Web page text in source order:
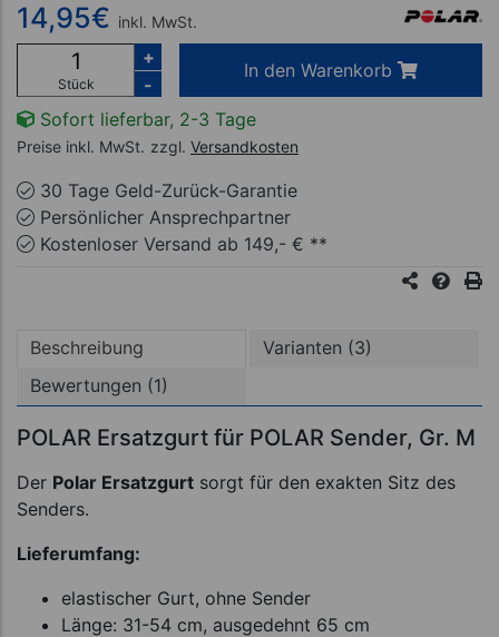
14,95€ inkl. MwSt.
Stück
+
-
In den Warenkorb
Sofort lieferbar, 2-3 Tage
Preise inkl. MwSt. zzgl. Versandkosten
30 Tage Geld-Zurück-Garantie
Persönlicher Ansprechpartner
Kostenloser Versand ab 149,- € **
Beschreibung
Varianten (3)
Bewertungen (1)
POLAR Ersatzgurt für POLAR Sender, Gr. M
Der Polar Ersatzgurt sorgt für den exakten Sitz des
Senders.
Lieferumfang:
elastischer Gurt, ohne Sender
Länge: 31-54 cm, ausgedehnt 65 cm